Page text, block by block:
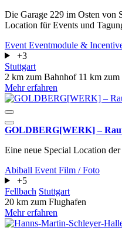
Die Garage 229 im Osten von
Location für Events und
Event Eventmodule &
+3
Stuttgart
2 km zum Bahnhof 11 km
Mehr erfahren
GOLDBERG[WERK] –
Eine neue Special Location
Abiball Event Film / Foto
+5
Fellbach Stuttgart
20 km zum Flughafen
Mehr erfahren